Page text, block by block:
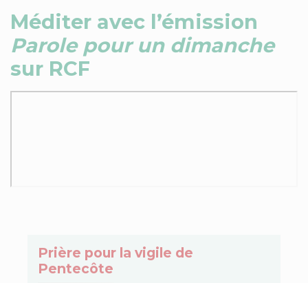
Méditer avec l’émission
Parole pour un dimanche
sur RCF
Prière pour la vigile de
Pentecôte